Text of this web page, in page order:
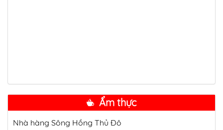
Ẩm thực
Nhà hàng Sông Hồng Thủ Đô